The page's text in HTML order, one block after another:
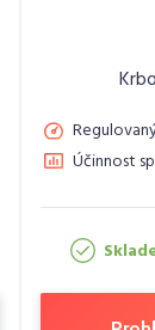
Účinnost